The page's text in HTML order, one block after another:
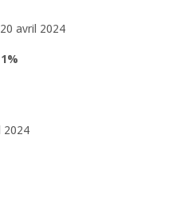
20 avril 2024
2024